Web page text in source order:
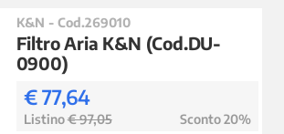
K&N - Cod.269010
Filtro Aria K&N (Cod.DU-
0900)
€ 77,64
Listino€ 97,05 Sconto 20%